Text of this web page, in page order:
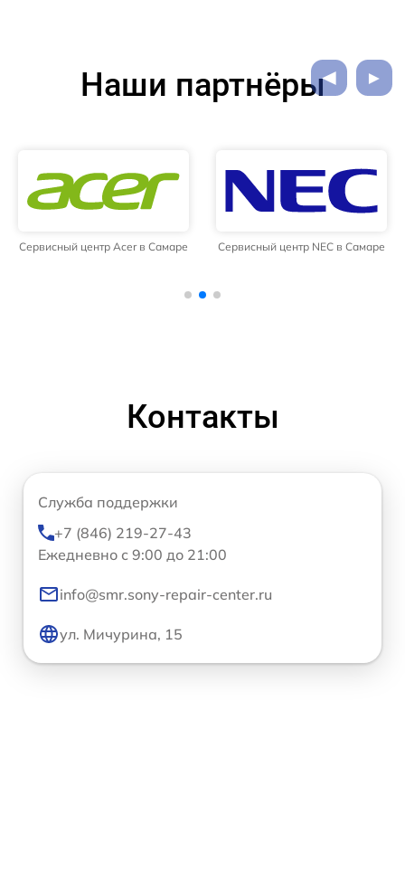
Наши партнёры
Сервисный центр Acer в Самаре Сервисный центр NEC в Самаре
Контакты
Служба поддержки
+7 (846) 219-27-43
Ежедневно с 9:00 до 21:00
info@smr.sony-repair-center.ru
ул. Мичурина, 15